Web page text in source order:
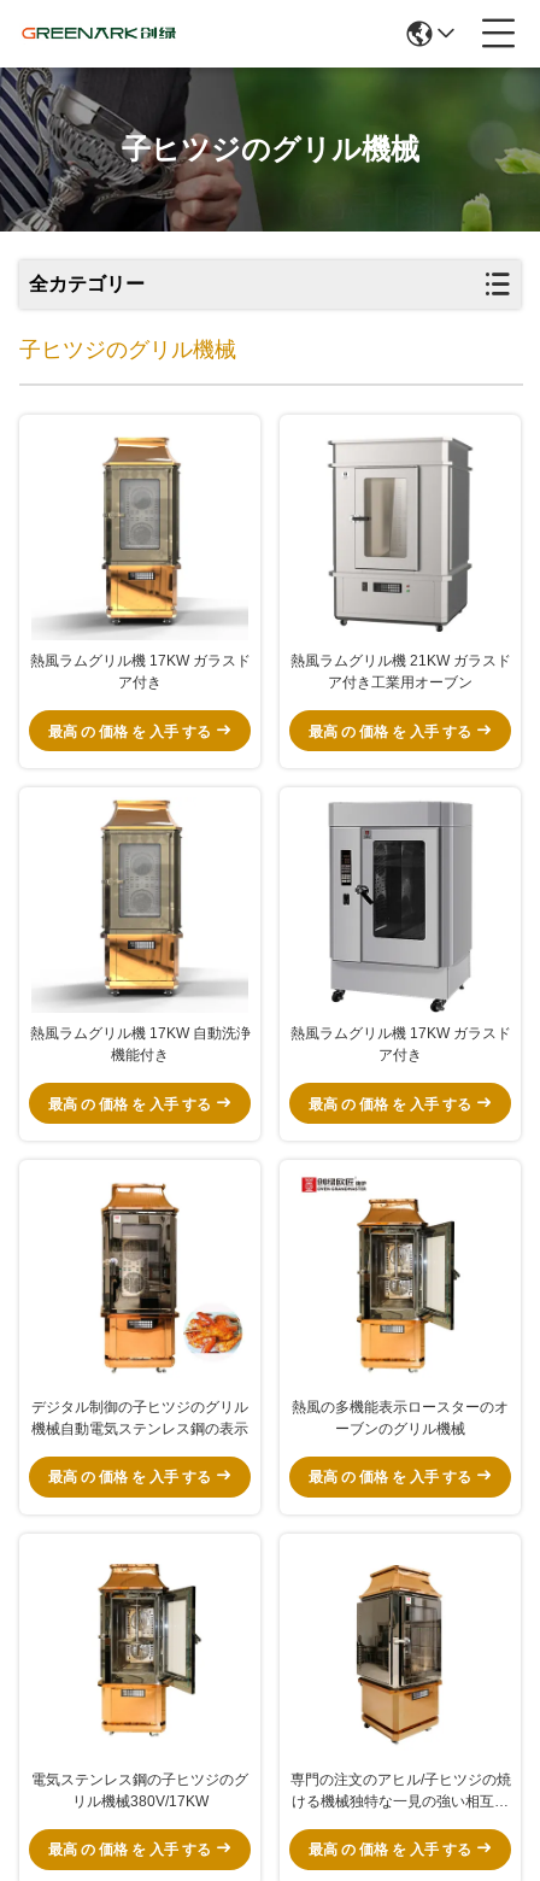
子ヒツジのグリル機械
全カテゴリー
子ヒツジのグリル機械
熱風ラムグリル機 17KW ガラスド
ア付き
最高 の 価格 を 入手 する
熱風ラムグリル機 21KW ガラスド
ア付き工業用オーブン
最高 の 価格 を 入手 する
熱風ラムグリル機 17KW 自動洗浄
機能付き
最高 の 価格 を 入手 する
熱風ラムグリル機 17KW ガラスド
ア付き
最高 の 価格 を 入手 する
デジタル制御の子ヒツジのグリル
機械自動電気ステンレス鋼の表示
最高 の 価格 を 入手 する
熱風の多機能表示ロースターのオ
ーブンのグリル機械
最高 の 価格 を 入手 する
電気ステンレス鋼の子ヒツジのグ
リル機械380V/17KW
最高 の 価格 を 入手 する
専門の注文のアヒル/子ヒツジの焼
ける機械独特な一見の強い相互作
最高 の 価格 を 入手 する